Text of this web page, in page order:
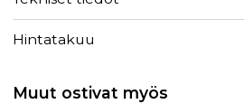
Hintatakuu
Muut ostivat myös